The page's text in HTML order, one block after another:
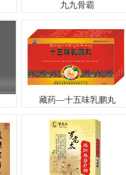
九九骨霸
藏药—十五味乳鹏丸